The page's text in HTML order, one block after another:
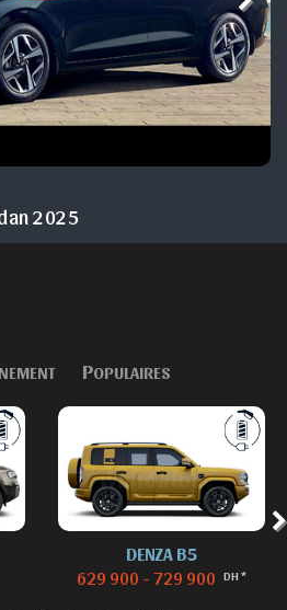
2025
POPULAIRES
DENZA B5
629 900 - 729 900 DH *